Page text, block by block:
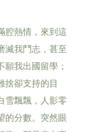
腔熱情，來到這
滅我鬥志，甚至
我出國留學；
捨卻支持的目
雪飄飄，人影零
的分數。突然眼